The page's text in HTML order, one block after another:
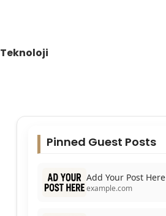
Teknoloji
Pinned Guest Posts
Add Your Post Here
example.com